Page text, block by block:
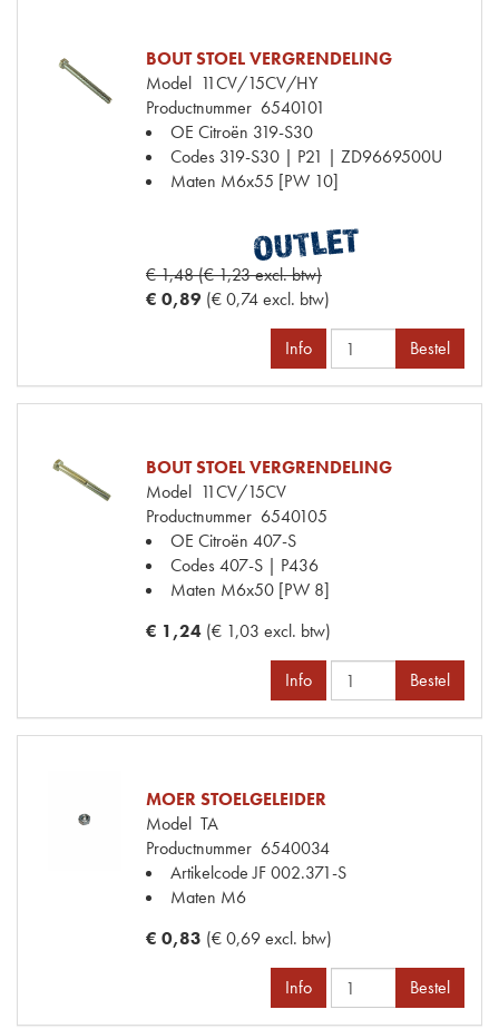
BOUT STOEL VERGRENDELING
Model 11CV/15CV/HY
Productnummer 6540101
OE Citroën 319-S30
Codes 319-S30 | P21 | ZD9669500U
Maten M6x55 [PW 10]
€ 1,48 (€ 1,23 excl. btw)
€ 0,89 (€ 0,74 excl. btw)
Info Bestel
BOUT STOEL VERGRENDELING
Model 11CV/15CV
Productnummer 6540105
OE Citroën 407-S
Codes407-S | P436
Maten M6x50 [PW 8]
€ 1,24 (€ 1,03 excl. btw)
Info Bestel
MOER STOELGELEIDER
Model TA
Productnummer 6540034
Artikelcode JF002.371-S
Maten M6
€ 0,83 (€ 0,69 excl. btw)
Info Bestel